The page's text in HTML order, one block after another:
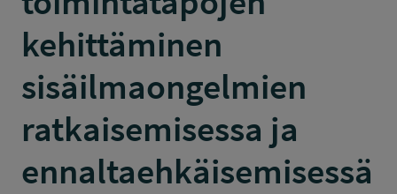
kehittäminen
sisäilmaongelmien
ratkaisemisessa ja
ennaltaehkäisemisessä